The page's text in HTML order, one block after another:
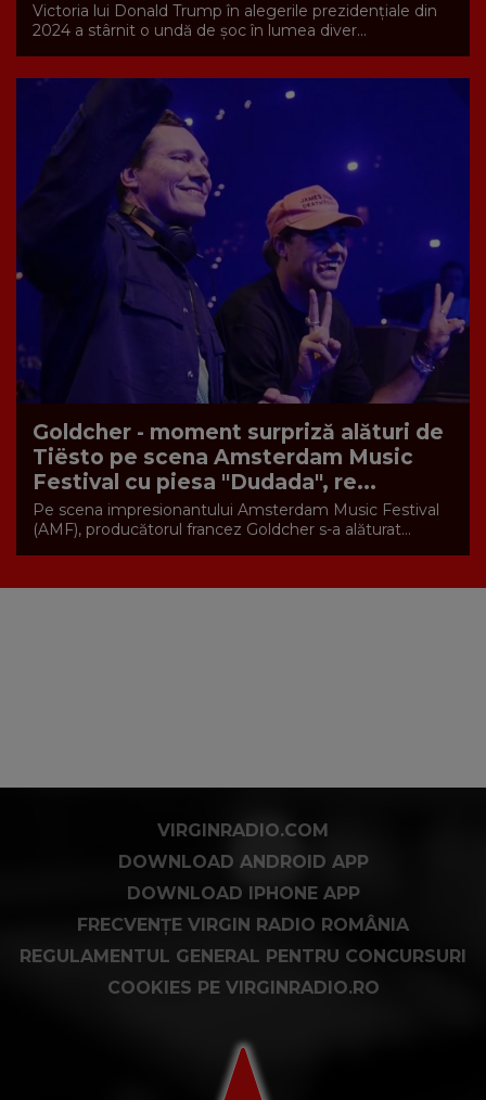
Victoria lui Donald Trump în alegerile prezidențiale din
2024 a stârnit o undă de șoc în lumea diver...
Goldcher - moment surpriză alături de
Tiësto pe scena Amsterdam Music
Festival cu piesa "Dudada", re...
Pe scena impresionantului Amsterdam Music Festival
(AMF), producătorul francez Goldcher s-a alăturat...
VIRGINRADIO.COM
DOWNLOAD ANDROID APP
DOWNLOAD IPHONE APP
FRECVENȚE VIRGIN RADIO ROMÂNIA
REGULAMENTUL GENERAL PENTRU CONCURSURI
COOKIES PE VIRGINRADIO.RO